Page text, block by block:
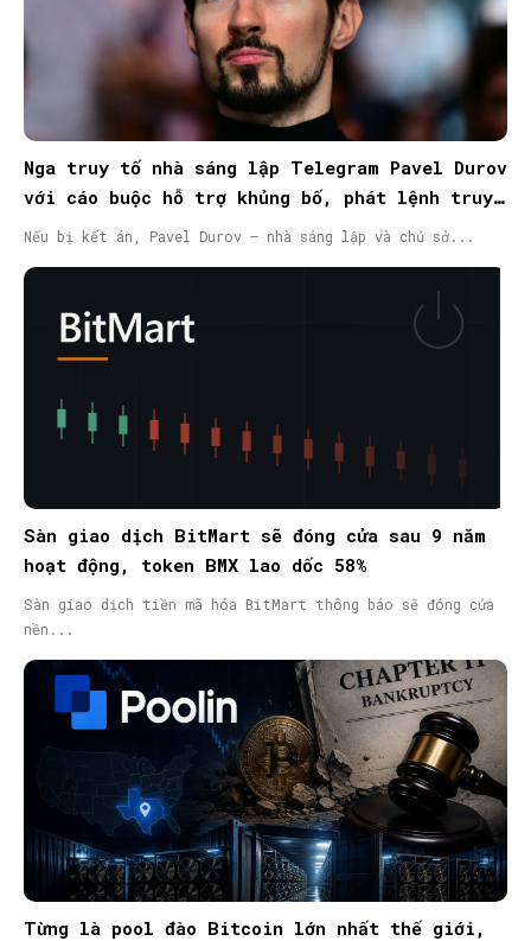
Nga truy tố nhà sáng lập Telegram Pavel Durov
với cáo buộc hỗ trợ khủng bố, phát lệnh truy
nã quốc tế
Nếu bị kết án, Pavel Durov – nhà sáng lập và chủ sở...
Sàn giao dịch BitMart sẽ đóng cửa sau 9 năm
hoạt động, token BMX lao dốc 58%
Sàn giao dịch tiền mã hóa BitMart thông báo sẽ đóng cửa
nền...
Từng là pool đào Bitcoin lớn nhất thế giới,